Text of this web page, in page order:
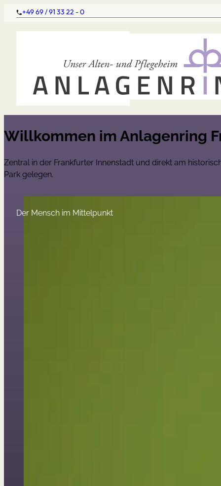
+49 69 / 91 33 22 - 0
Willkommen im Anlagenring
Zentral in der Frankfurter Innenstadt und direkt am
Park gelegen.
Der Mensch im Mittelpunkt